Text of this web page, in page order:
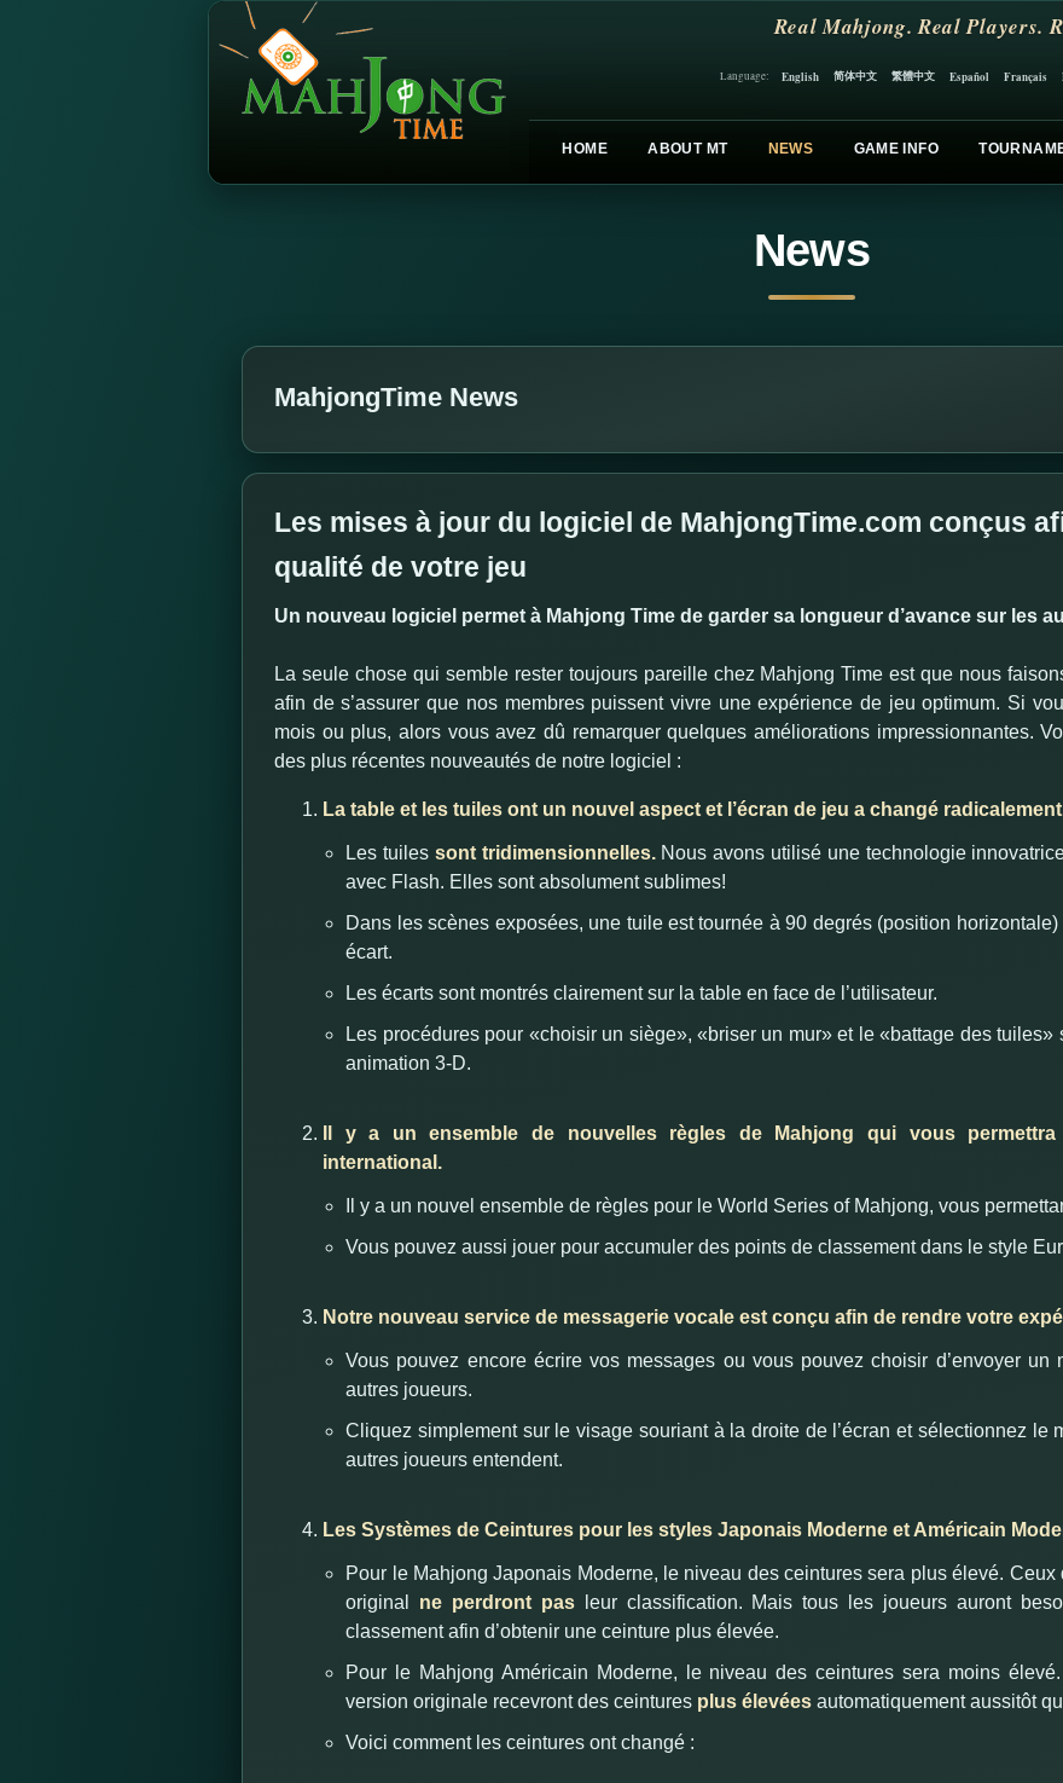
Real Mahjong. Real Players.
Language: English 简体中文 繁體中文 Español Français
HOME ABOUT MT NEWS GAME INFO
News
MahjongTime News
Les mises à jour du logiciel de MahjongTime.com conçus
qualité de votre jeu
Un nouveau logiciel permet à Mahjong Time de garder sa longueur d’avance sur les
La seule chose qui semble rester toujours pareille chez Mahjong Time est que nous
afin de s’assurer que nos membres puissent vivre une expérience de jeu optimum. Si
mois ou plus, alors vous avez dû remarquer quelques améliorations impressionnantes.
des plus récentes nouveautés de notre logiciel :
La table et les tuiles ont un nouvel aspect et l’écran de jeu a changé
Les tuilessont tridimensionnelles.Nous avons utilisé une technologie
avec Flash. Elles sont absolument sublimes!
Dans les scènes exposées, une tuile est tournée à 90 degrés (position
écart.
Les écarts sont montrés clairement sur la table en face de l’utilisateur.
Les procédures pour «choisir un siège», «briser un mur» et le «battage des
animation 3-D.
Il y a un ensemble de nouvelles règles de Mahjong qui vous permettra
international.
Il y a un nouvel ensemble de règles pour le World Series of Mahjong, vous
Vous pouvez aussi jouer pour accumuler des points de classement dans le style
Notre nouveau service de messagerie vocale est conçu afin de rendre votre
Vous pouvez encore écrire vos messages ou vous pouvez choisir d’envoyer un
autres joueurs.
Cliquez simplement sur le visage souriant à la droite de l’écran et sélectionnez le
autres joueurs entendent.
Les Systèmes de Ceintures pour les styles Japonais Moderne et Américain
Pour le Mahjong Japonais Moderne, le niveau des ceintures sera plus élevé. Ceux
original ne perdront pasleur classification. Mais tous les joueurs auront
classement afin d’obtenir une ceinture plus élevée.
Pour le Mahjong Américain Moderne, le niveau des ceintures sera moins élevé.
version originale recevront des ceintures plus élevées automatiquement aussitôt
Voici comment les ceintures ont changé :